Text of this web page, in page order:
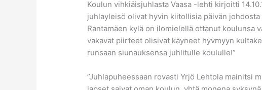
Koulun vihkiäisjuhlasta Vaasa -lehti kirjoitti
juhlayleisö olivat hyvin kiitollisia päivän
Rantamäen kylä on ilomielellä ottanut koulunsa
vakavat piirteet olisivat käyneet hyvmyyn
runsaan siunauksensa juhlitulle koululle!”
”Juhlapuheessaan rovasti Yrjö Lehtola mainitsi